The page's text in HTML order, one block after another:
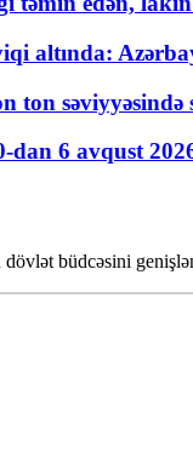
altında:
ton
6 avqust
dövlət büdcəsini